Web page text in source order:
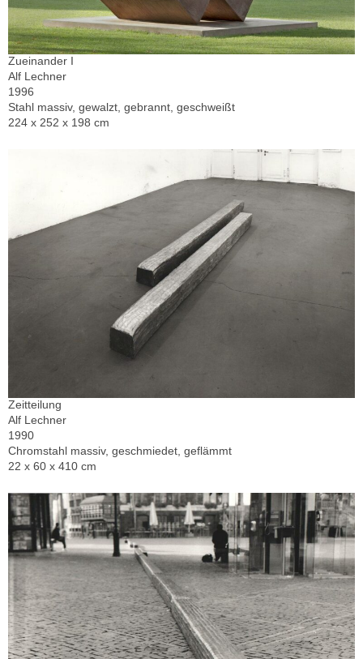
Zueinander I
Alf Lechner
1996
Stahl massiv, gewalzt, gebrannt, geschweißt
224 x 252 x 198 cm
Zeitteilung
Alf Lechner
1990
Chromstahl massiv, geschmiedet, geflämmt
22 x 60 x 410 cm